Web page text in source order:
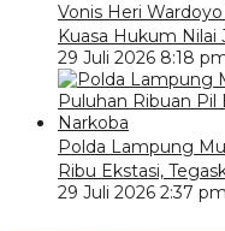
Vonis Heri
Kuasa Hukum Nilai
29 Juli 2026 8:18
Polda Lampung
Ribu Ekstasi,
29 Juli 2026 2:37 pm